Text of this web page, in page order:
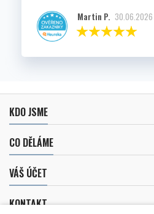
Martin P. 30.06.2026
KDO JSME
CO DĚLÁME
VÁŠ ÚČET
KONTAKT